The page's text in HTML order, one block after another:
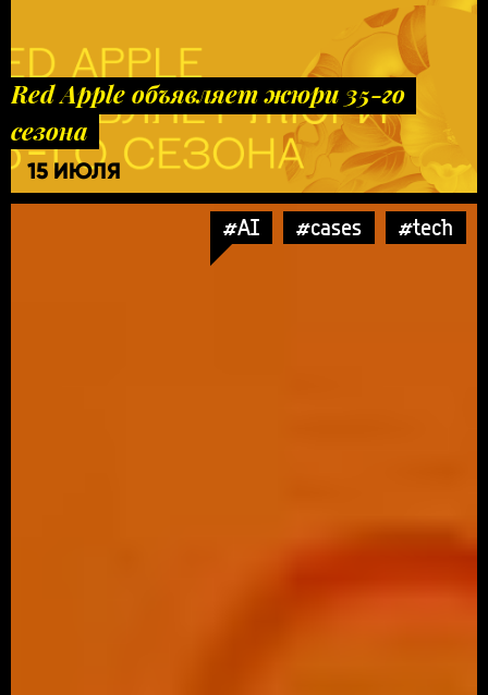
Red Apple объявляет жюри 35-го
сезона
15 ИЮЛЯ
#AI #cases #tech